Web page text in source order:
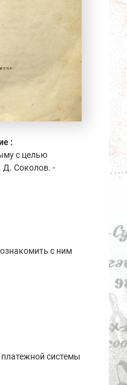
:
с целью
Д. Соколов. -
с ним
системы